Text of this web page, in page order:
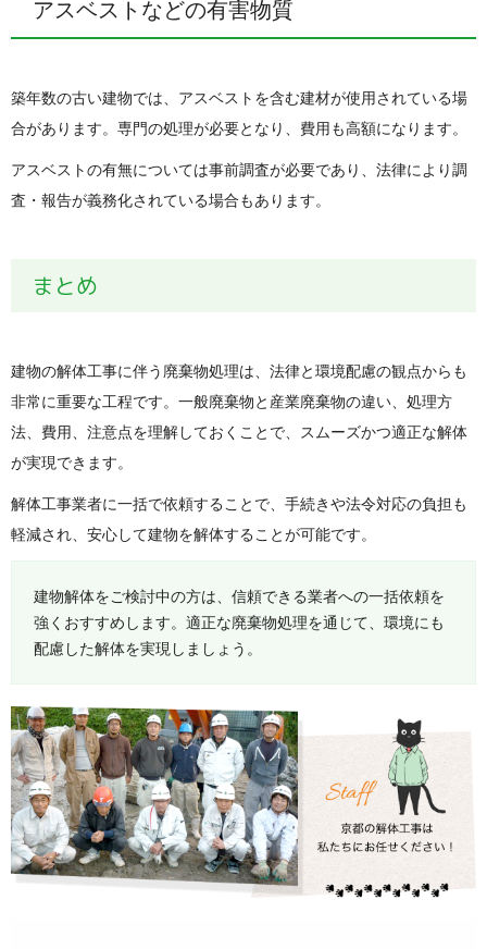
アスベストなどの有害物質
築年数の古い建物では、アスベストを含む建材が使用されている場
合があります。専門の処理が必要となり、費用も高額になります。
アスベストの有無については事前調査が必要であり、法律により調
査・報告が義務化されている場合もあります。
まとめ
建物の解体工事に伴う廃棄物処理は、法律と環境配慮の観点からも
非常に重要な工程です。一般廃棄物と産業廃棄物の違い、処理方
法、費用、注意点を理解しておくことで、スムーズかつ適正な解体
が実現できます。
解体工事業者に一括で依頼することで、手続きや法令対応の負担も
軽減され、安心して建物を解体することが可能です。
建物解体をご検討中の方は、信頼できる業者への一括依頼を
強くおすすめします。適正な廃棄物処理を通じて、環境にも
配慮した解体を実現しましょう。